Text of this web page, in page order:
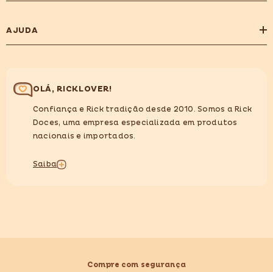
AJUDA
OLÁ, RICKLOVER!
Confiança e Rick tradição desde 2010. Somos a Rick
Doces, uma empresa especializada em produtos
nacionais e importados.
Saiba
Compre com segurança